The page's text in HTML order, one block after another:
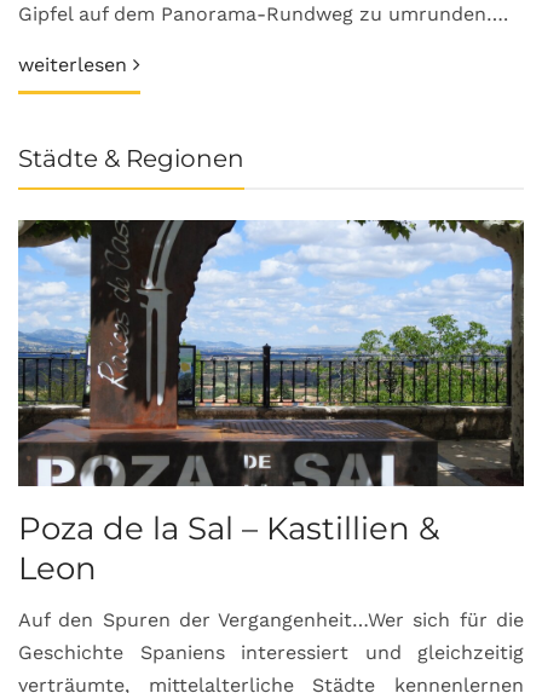
Gipfel auf dem Panorama-Rundweg zu umrunden….
weiterlesen
Städte & Regionen
Poza de la Sal – Kastillien &
Leon
Auf den Spuren der Vergangenheit…Wer sich für die
Geschichte Spaniens interessiert und gleichzeitig
verträumte, mittelalterliche Städte kennenlernen